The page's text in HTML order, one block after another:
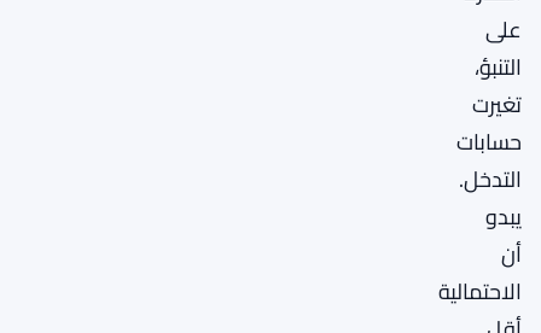
على
التنبؤ،
تغيرت
حسابات
التدخل.
يبدو
أن
الاحتمالية